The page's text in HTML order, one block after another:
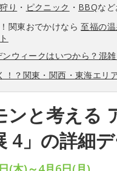
り ・ ピクニック ・ BBQな
関東おでかけなら至福の
ウィークはいつから？混
！？関東・関西・東海エリ
ンと考える
4」の詳細